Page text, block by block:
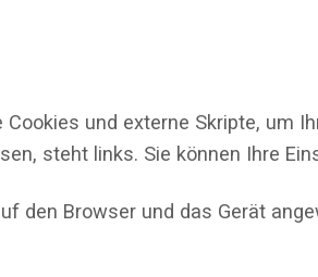
und externe Skripte, um
steht links. Sie können Ihre
den Browser und das Gerät